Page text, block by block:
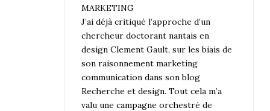
MARKETING
J’ai déjà critiqué l’approche d’un
chercheur doctorant nantais en
design Clement Gault, sur les biais de
son raisonnement marketing
communication dans son blog
Recherche et design. Tout cela m’a
valu une campagne orchestré de